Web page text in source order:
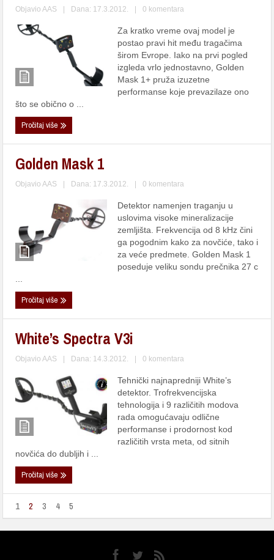
ObjavioAAS Dana: 17.3.2012. 0 komentara
Za kratko vreme ovaj model je
postao pravi hit među tragačima
širom Evrope. Iako na prvi pogled
izgleda vrlo jednostavno, Golden
Mask 1+ pruža izuzetne
performanse koje prevazilaze ono
što se obično o ...
Pročitaj više
Golden Mask 1
ObjavioAAS Dana: 17.3.2012. 0 komentara
Detektor namenjen traganju u
uslovima visoke mineralizacije
zemljišta. Frekvencija od 8 kHz čini
ga pogodnim kako za novčiće, tako i
za veće predmete. Golden Mask 1
poseduje veliku sondu prečnika 27 c
Pročitaj više
White’s Spectra V3i
ObjavioAAS Dana: 14.3.2012. 0 komentara
Tehnički najnapredniji White’s
detektor. Trofrekvencijska
tehnologija i 9 različitih modova
rada omogućavaju odlične
performanse i prodornost kod
različitih vrsta meta, od sitnih
novčića do dubljih i ...
Pročitaj više
1 2 3 4 5